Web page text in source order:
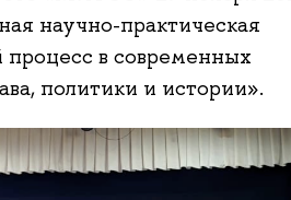
научно-практическая
в современных
политики и истории».